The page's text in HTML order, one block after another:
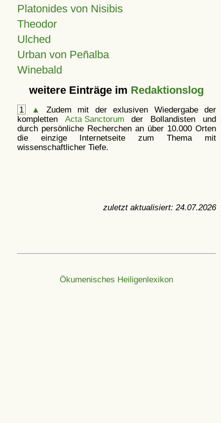
Platonides von Nisibis
Theodor
Ulched
Urban von Peñalba
Winebald
weitere Einträge im Redaktionslog
1 ▲
Zudem mit der exlusiven Wiedergabe der
kompletten Acta Sanctorum der Bollandisten und
durch persönliche Recherchen an über 10.000 Orten
die einzige Internetseite zum Thema mit
wissenschaftlicher Tiefe.
zuletzt aktualisiert: 24.07.2026
Ökumenisches Heiligenlexikon